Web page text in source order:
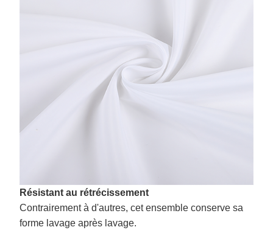
Résistant au rétrécissement
Contrairement à d'autres, cet ensemble conserve sa
forme lavage après lavage.